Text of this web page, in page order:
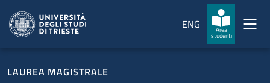
ENG
Area
studenti
LAUREA MAGISTRALE